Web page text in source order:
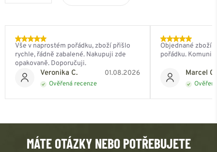
Veronika C. 01.08.2026
Ověřená recenze
Vše v naprostém pořádku, zboží přišlo
rychle, řádně zabalené. Nakupuji zde
opakovaně. Doporučuji.
Marcel
Objednané zboží
pořádku.
MÁTE OTÁZKY NEBO POTŘEBUJETE